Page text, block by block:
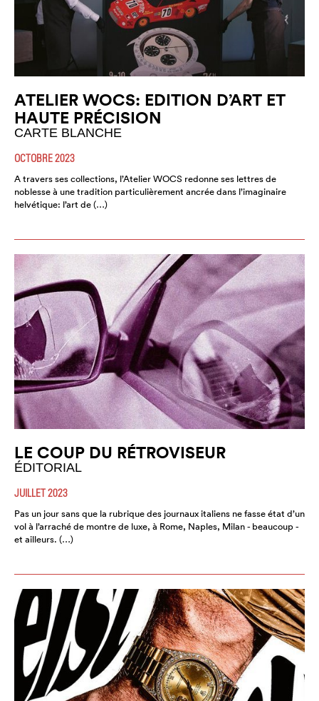
ATELIER WOCS: EDITION D’ART ET
HAUTE PRÉCISION
CARTE BLANCHE
OCTOBRE 2023
A travers ses collections, l’Atelier WOCS redonne ses lettres de
noblesse à une tradition particulièrement ancrée dans l’imaginaire
helvétique: l’art de (…)
LE COUP DU RÉTROVISEUR
ÉDITORIAL
JUILLET 2023
Pas un jour sans que la rubrique des journaux italiens ne fasse état d’un
vol à l’arraché de montre de luxe, à Rome, Naples, Milan - beaucoup -
et ailleurs. (…)